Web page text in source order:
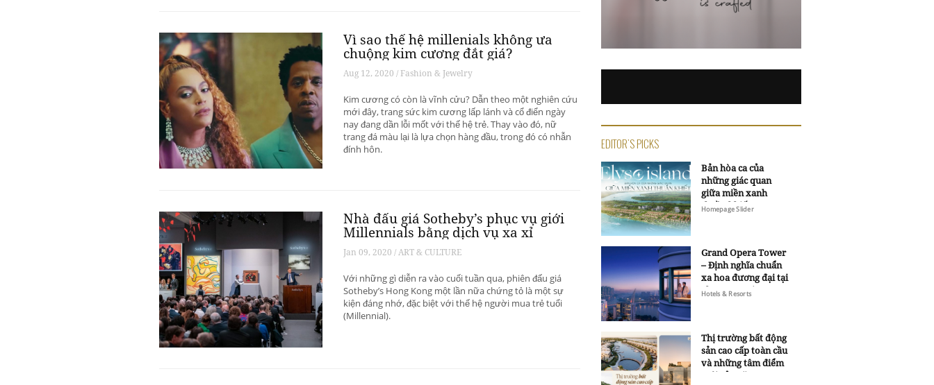
Vì sao thế hệ millenials không ưa
chuộng kim cương đắt giá?
Aug 12, 2020 / Fashion & Jewelry
Kim cương có còn là vĩnh cửu? Dẫn theo một nghiên cứu
mới đây, trang sức kim cương lấp lánh và cổ điển ngày
nay đang dần lỗi mốt với thế hệ trẻ. Thay vào đó, nữ
trang đá màu lại là lựa chọn hàng đầu, trong đó có nhẫn
đính hôn.
Nhà đấu giá Sotheby’s phục vụ giới
Millennials bằng dịch vụ xa xỉ
Jan 09, 2020 / ART & CULTURE
Với những gì diễn ra vào cuối tuần qua, phiên đấu giá
Sotheby’s Hong Kong một lần nữa chứng tỏ là một sự
kiện đáng nhớ, đặc biệt với thế hệ người mua trẻ tuổi
(Millennial).
EDITOR'S PICKS
Bản hòa ca của
những giác quan
giữa miền xanh
thuần khiết
Homepage Slider
Grand Opera Tower
– Định nghĩa chuẩn
xa hoa đương đại tại
Sheraton Saigon
Hotels & Resorts
Thị trường bất động
sản cao cấp toàn cầu
và những tâm điểm
mới của năm 2026